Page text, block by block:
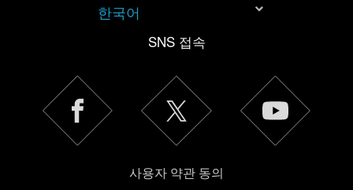
"Settings" 메뉴에서 확인할 수 있습니다.
한국어
SNS 접속
사용자 약관 동의